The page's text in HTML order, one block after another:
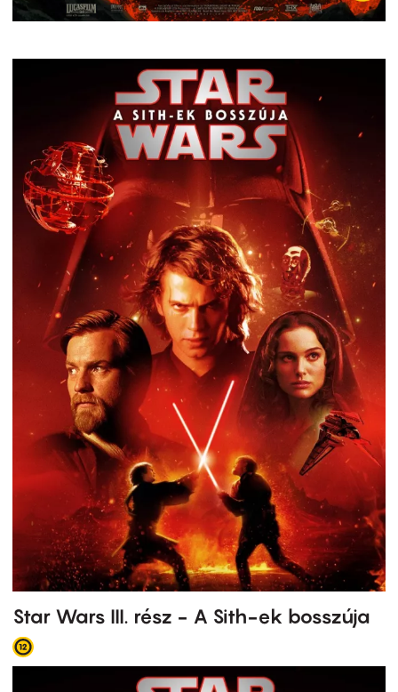
Star Wars III. rész - A Sith-ek bosszúja